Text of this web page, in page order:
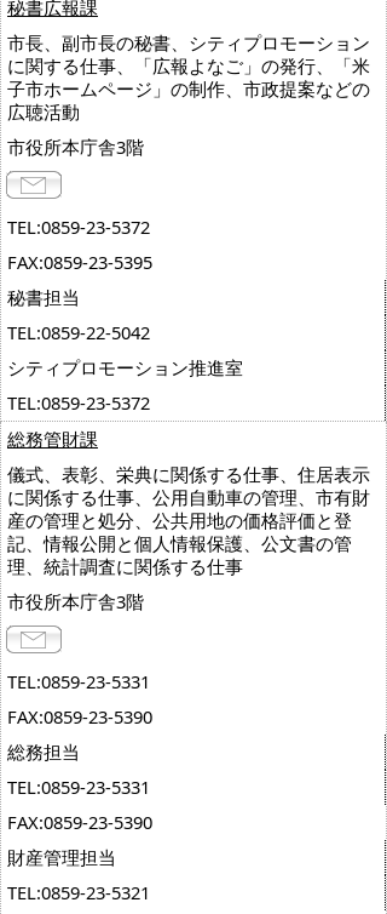
秘書広報課
市長、副市長の秘書、シティプロモーション
に関する仕事、「広報よなご」の発行、「米
子市ホームページ」の制作、市政提案などの
広聴活動
市役所本庁舎3階
TEL:0859-23-5372
FAX:0859-23-5395
秘書担当
TEL:0859-22-5042
シティプロモーション推進室
TEL:0859-23-5372
総務管財課
儀式、表彰、栄典に関係する仕事、住居表示
に関係する仕事、公用自動車の管理、市有財
産の管理と処分、公共用地の価格評価と登
記、情報公開と個人情報保護、公文書の管
理、統計調査に関係する仕事
市役所本庁舎3階
TEL:0859-23-5331
FAX:0859-23-5390
総務担当
TEL:0859-23-5331
FAX:0859-23-5390
財産管理担当
TEL:0859-23-5321